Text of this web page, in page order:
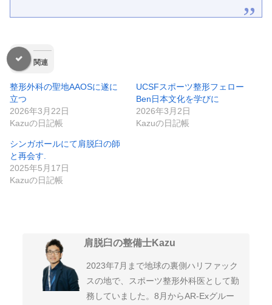
関連
整形外科の聖地AAOSに遂に
立つ
2026年3月22日
Kazuの日記帳
UCSFスポーツ整形フェロー
Ben日本文化を学びに
2026年3月2日
Kazuの日記帳
シンガポールにて肩脱臼の師
と再会す.
2025年5月17日
Kazuの日記帳
肩脱臼の整備士Kazu
2023年7月まで地球の裏側ハリファック
スの地で、スポーツ整形外科医として勤
務していました。8月からAR-Exグルー